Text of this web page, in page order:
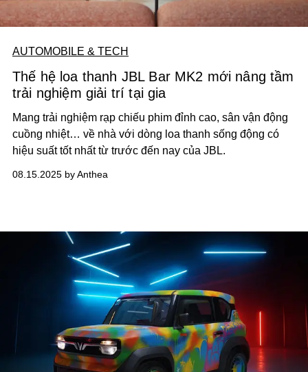
AUTOMOBILE & TECH
Thế hệ loa thanh JBL Bar MK2 mới nâng tầm
trải nghiệm giải trí tại gia
Mang trải nghiệm rạp chiếu phim đỉnh cao, sân vận động
cuồng nhiệt… về nhà với dòng loa thanh sống động có
hiệu suất tốt nhất từ trước đến nay của JBL.
08.15.2025 by Anthea